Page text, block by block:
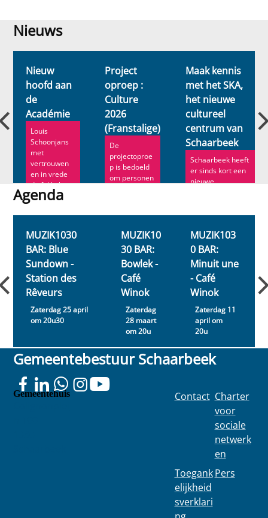
Nieuws
Nieuws
Nieuw
hoofd aan
de
Académie
Louis
Schoonjans
met
vertrouwen
en in vrede
de fakkel
door. Ann
Project
oproep :
Culture
2026
(Franstalige)
De
projectoproe
p is bedoeld
om personen
Maak kennis
met het SKA,
het nieuwe
cultureel
centrum van
Schaarbeek
Schaarbeek heeft
er sinds kort een
nieuwe
Agenda
Agenda
MUZIK1030
BAR: Blue
Sundown -
Station des
Rêveurs
Zaterdag 25 april
om 20u30
MUZIK10
30 BAR:
Bowlek -
Café
Winok
Zaterdag
28 maart
om 20u
MUZIK103
0 BAR:
Minuit une
- Café
Winok
Zaterdag 11
april om
20u
Gemeentebestuur Schaarbeek
Gemeentehuis Contact
Toegank
elijkheid
sverklari
Charter
voor
sociale
netwerk
en
Pers